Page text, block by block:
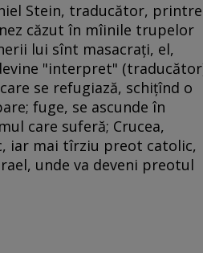
Stein, traducător, printre
căzut în mîinile trupelor
lui sînt masacraţi, el,
"interpret"
se refugiază, schiţînd o
fuge, se ascunde în
care suferă; Crucea,
iar mai tîrziu preot catolic,
unde va deveni preotul